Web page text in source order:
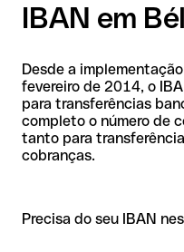
IBAN em
Desde a
fevereiro de 2014, o
para transferências
completo o número de
tanto para
cobranças.
Precisa do seu IBAN